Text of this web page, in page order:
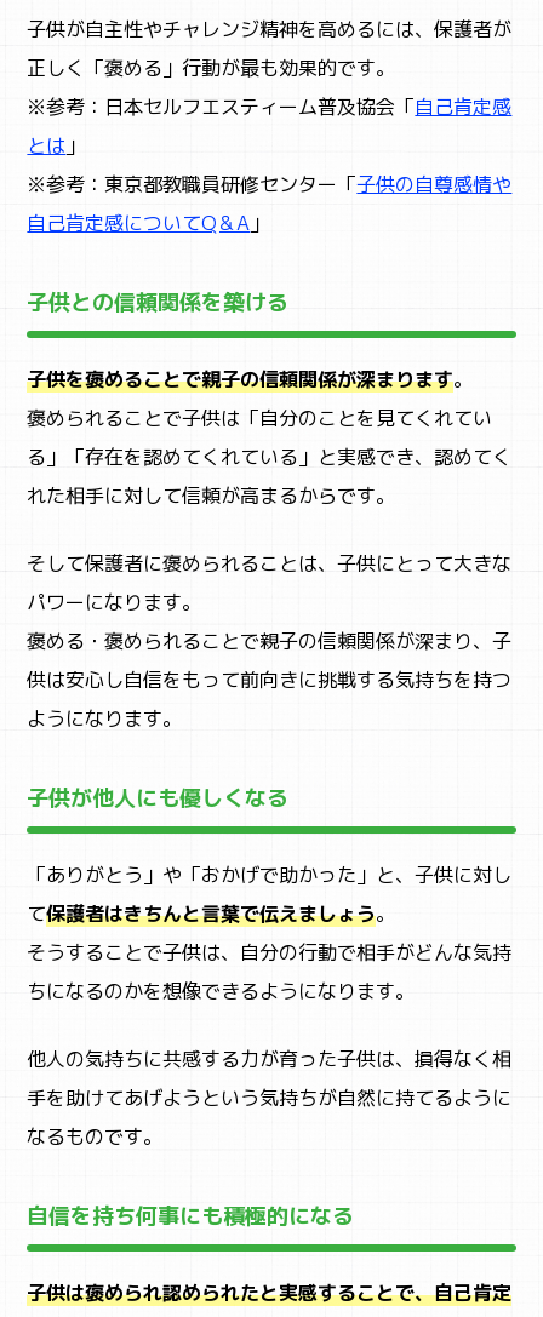
子供が自主性やチャレンジ精神を高めるには、保護者が
正しく「褒める」行動が最も効果的です。
※参考：日本セルフエスティーム普及協会「自己肯定感
とは 」
※参考：東京都教職員研修センター「子供の自尊感情や
自己肯定感についてQ＆A 」
子供との信頼関係を築ける
子供を褒めることで親子の信頼関係が深まります。
褒められることで子供は「自分のことを見てくれてい
る」「存在を認めてくれている」と実感でき、認めてく
れた相手に対して信頼が高まるからです。
そして保護者に褒められることは、子供にとって大きな
パワーになります。
褒める・褒められることで親子の信頼関係が深まり、子
供は安心し自信をもって前向きに挑戦する気持ちを持つ
ようになります。
子供が他人にも優しくなる
「ありがとう」や「おかげで助かった」と、子供に対し
て保護者はきちんと言葉で伝えましょう。
そうすることで子供は、自分の行動で相手がどんな気持
ちになるのかを想像できるようになります。
他人の気持ちに共感する力が育った子供は、損得なく相
手を助けてあげようという気持ちが自然に持てるように
なるものです。
自信を持ち何事にも積極的になる
子供は褒められ認められたと実感することで、自己肯定